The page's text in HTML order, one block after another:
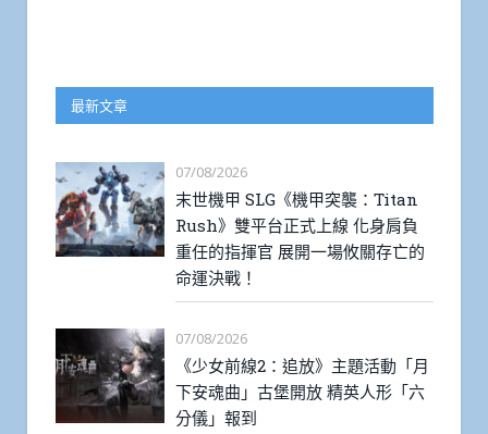
最新文章
07/08/2026
末世機甲 SLG《機甲突襲：Titan
Rush》雙平台正式上線 化身肩負
重任的指揮官 展開一場攸關存亡的
命運決戰！
07/08/2026
《少女前線2：追放》主題活動「月
下安魂曲」古堡開放 精英人形「六
分儀」報到